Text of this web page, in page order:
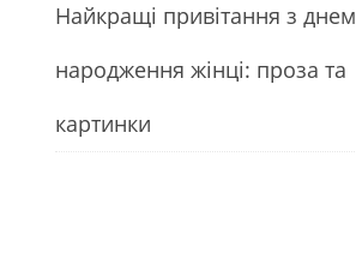
Найкращі привітання з днем
народження жінці: проза та
картинки